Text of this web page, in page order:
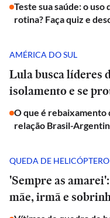
Teste sua saúde: o
rotina? Faça quiz e
AMÉRICA DO SUL
Lula busca líderes
isolamento e se
O que é rebaixamento
relação Brasil-
QUEDA DE
'Sempre as
mãe, irmã e